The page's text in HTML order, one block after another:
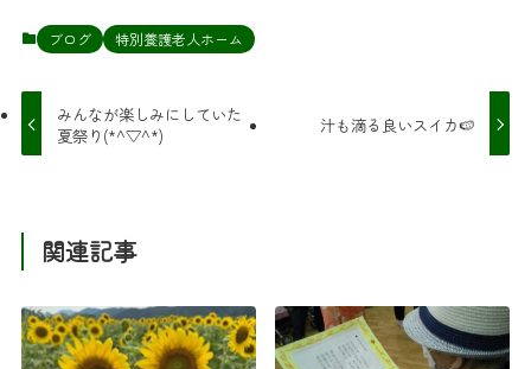
ブログ 特別養護老人ホーム
みんなが楽しみにしていた
夏祭り(*^▽^*)
汁も滴る良いスイカ🍉
関連記事